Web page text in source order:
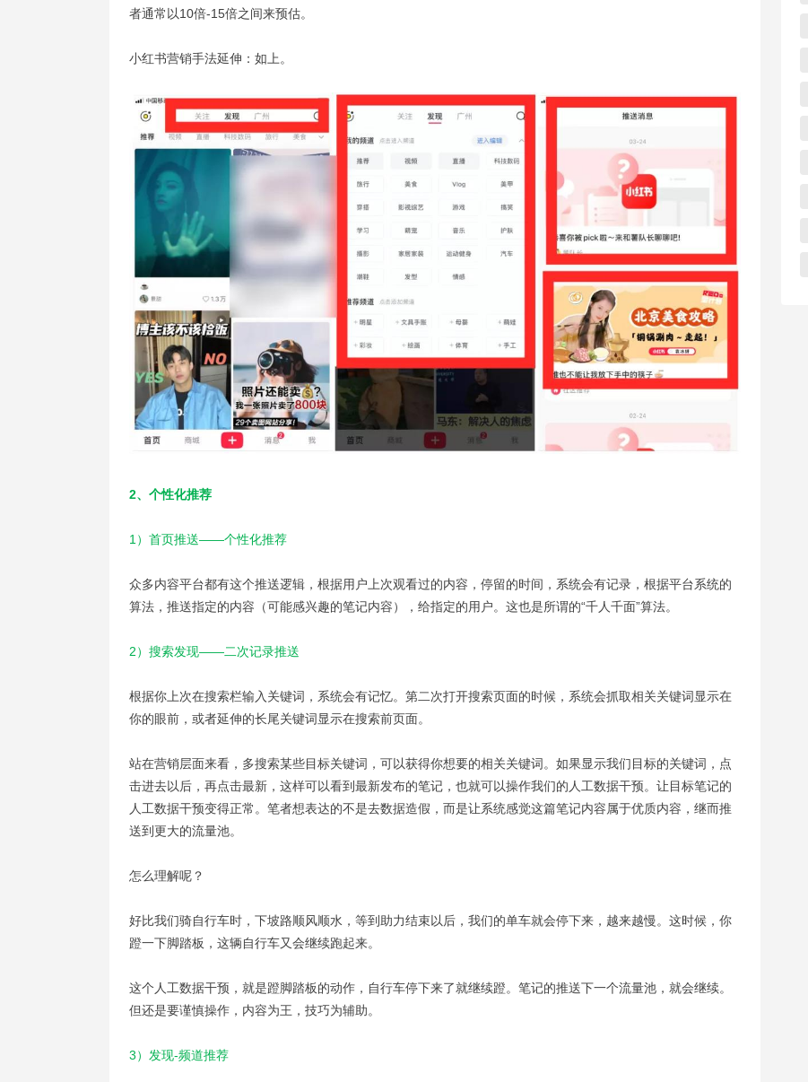
者通常以10倍-15倍之间来预估。
小红书营销手法延伸：如上。
2、个性化推荐
1）首页推送——个性化推荐
众多内容平台都有这个推送逻辑，根据用户上次观看过的内容，停留的时间，系统会有记录，根据平台系统的
算法，推送指定的内容（可能感兴趣的笔记内容），给指定的用户。这也是所谓的“千人千面”算法。
2）搜索发现——二次记录推送
根据你上次在搜索栏输入关键词，系统会有记忆。第二次打开搜索页面的时候，系统会抓取相关关键词显示在
你的眼前，或者延伸的长尾关键词显示在搜索前页面。
站在营销层面来看，多搜索某些目标关键词，可以获得你想要的相关关键词。如果显示我们目标的关键词，点
击进去以后，再点击最新，这样可以看到最新发布的笔记，也就可以操作我们的人工数据干预。让目标笔记的
人工数据干预变得正常。笔者想表达的不是去数据造假，而是让系统感觉这篇笔记内容属于优质内容，继而推
送到更大的流量池。
怎么理解呢？
好比我们骑自行车时，下坡路顺风顺水，等到助力结束以后，我们的单车就会停下来，越来越慢。这时候，你
蹬一下脚踏板，这辆自行车又会继续跑起来。
这个人工数据干预，就是蹬脚踏板的动作，自行车停下来了就继续蹬。笔记的推送下一个流量池，就会继续。
但还是要谨慎操作，内容为王，技巧为辅助。
3）发现-频道推荐